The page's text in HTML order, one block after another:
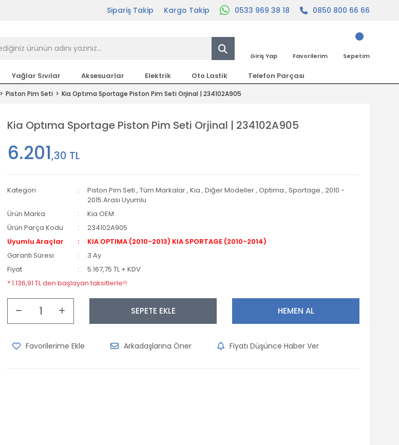
Sipariş Takip Kargo Takip 0533 969 38 18 0850 800 66 66
Giriş Yap Favorilerim Sepetim
Yağlar Sıvılar Aksesuarlar Elektrik Oto Lastik Telefon Parçası
Piston Pim Seti Kia Optıma Sportage Piston Pim Seti Orjinal | 234102A905
Kia Optıma Sportage Piston Pim Seti Orjinal | 234102A905
6.201,30 TL
Kategori Piston Pim Seti ,Tüm Markalar,Kia ,Diğer Modeller,Optima ,Sportage ,2010 -
2015 Arası Uyumlu
Ürün Marka
Kia OEM
Ürün Parça Kodu
234102A905
Uyumlu Araçlar
KIA OPTIMA (2010-2013) KIA SPORTAGE (2010-2014)
Garanti Süresi
3 Ay
Fiyat
5.167,75 TL + KDV
* 1.136,91 TL den başlayan taksitlerle!!
SEPETE EKLE HEMEN AL
Arkadaşlarına Öner Fiyatı Düşünce Haber Ver